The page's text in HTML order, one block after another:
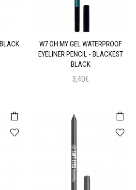
W7 OH MY GEL WATERPROOF
EYELINER PENCIL - BLACKEST
BLACK
3,40€